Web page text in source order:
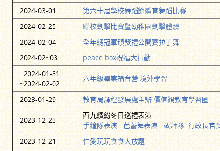
2024-03-01
第六十屆學校舞蹈節體育舞蹈比賽
2024-02-25
聯校劍擊比賽暨幼稚園劍擊體驗
2024-02-04
全年總冠軍頒獎禮公開賽拉丁舞
2024-02~03
peace box祝福大行動
2024-01-31
~2024-02-02
六年級畢業福音營 境外學習
2023-01-29 教育局課程發展處主辦 價值觀教育學習圈
2023-12-23
西九繽紛冬日巡禮表演
手鐘隊表演
芭蕾舞表演 敬拜隊 行政長官
2023-12-21
仁愛玩玩食食大放題